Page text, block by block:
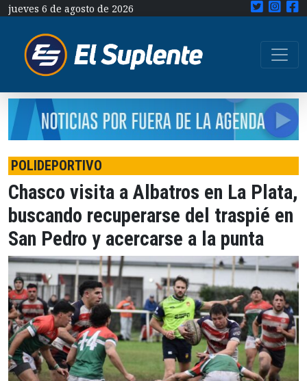
jueves 6 de agosto de 2026
POLIDEPORTIVO
Chasco visita a Albatros en La Plata,
buscando recuperarse del traspié en
San Pedro y acercarse a la punta